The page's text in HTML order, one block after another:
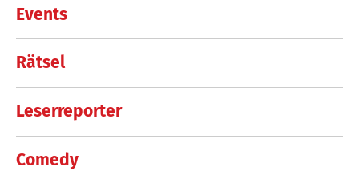
Events
Rätsel
Leserreporter
Comedy